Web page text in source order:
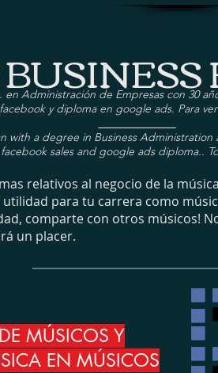
en Administración de Empresas con 30
y diploma en google ads. Para
with a degree in Business
sales and google ads diploma..
relativos al negocio de la
para tu carrera como
comparte con otros músicos!
un placer.
MÚSICOS Y
EN MÚSICOS